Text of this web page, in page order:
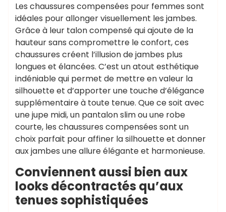
Les chaussures compensées pour femmes sont
idéales pour allonger visuellement les jambes.
Grâce à leur talon compensé qui ajoute de la
hauteur sans compromettre le confort, ces
chaussures créent l’illusion de jambes plus
longues et élancées. C’est un atout esthétique
indéniable qui permet de mettre en valeur la
silhouette et d’apporter une touche d’élégance
supplémentaire à toute tenue. Que ce soit avec
une jupe midi, un pantalon slim ou une robe
courte, les chaussures compensées sont un
choix parfait pour affiner la silhouette et donner
aux jambes une allure élégante et harmonieuse.
Conviennent aussi bien aux
looks décontractés qu’aux
tenues sophistiquées